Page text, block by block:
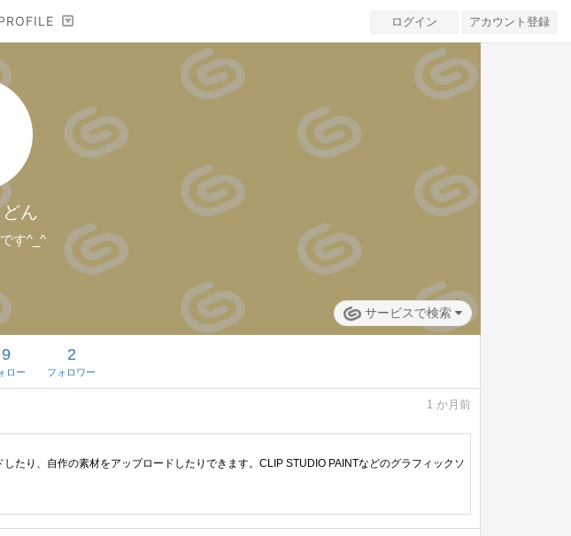
ログイン アカウント登録
ん
す^_^
サービスで検索
9
ロー
2
フォロワー
1 か月前
たり、自作の素材をアップロードしたりできます。CLIP STUDIO PAINTなどのグラフィックソ